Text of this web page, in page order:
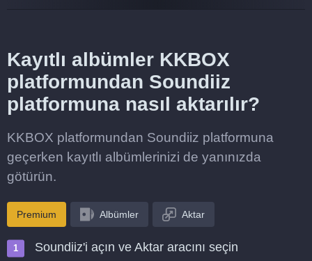
Kayıtlı albümler KKBOX
platformundan Soundiiz
platformuna nasıl aktarılır?
KKBOX platformundan Soundiiz platformuna
geçerken kayıtlı albümlerinizi de yanınızda
götürün.
Premium Albümler Aktar
Soundiiz'i açın ve Aktar aracını seçin